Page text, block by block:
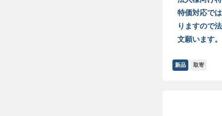
特価対応で
りますので
文願います。
新品 取寄